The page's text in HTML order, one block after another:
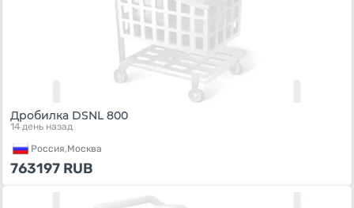
Дробилка DSNL 800
14 день назад
Россия,Москва
763197 RUB